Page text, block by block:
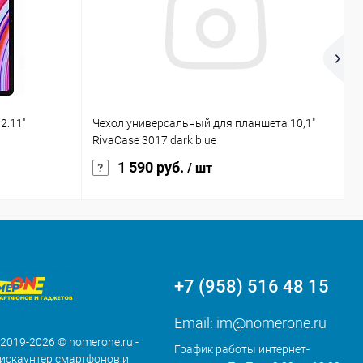
Чехол универсальный для планшета 10,1"
RivaCase 3017 dark blue
1 590 руб. / шт
2026 © nomerone.ru -
смартфонов и
+7 (958) 516 48 15
Email: im@nomerone.ru
График работы интернет-